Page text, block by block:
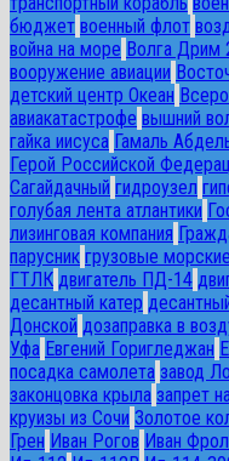
бюджет военный флот
война на море Волга Дрим
вооружение авиации
детский центр Океан
авиакатастрофе вышний
гайка иисуса Гамаль
Герой Российской
Сагайдачный гидроузел
голубая лента атлантики
лизинговая компания
парусник грузовые
ГТЛК двигатель ПД-14
десантный катер
Донской дозаправка в
Уфа Евгений Горигледжан
посадка самолета завод
законцовка крыла запрет
круизы из Сочи Золотое
Грен Иван Рогов Иван